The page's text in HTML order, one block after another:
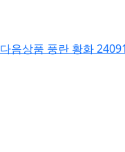
다음상품 풍란 황화